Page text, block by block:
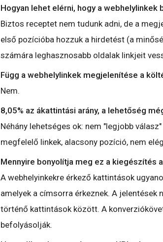
Hogyan lehet elérni, hogy a webhelylinkek
Biztos receptet nem tudunk adni, de a
első pozícióba hozzuk a hirdetést (a
számára leghasznosabb oldalak linkjeit
Függ a webhelylinkek megjelenítése a
Nem.
8,05% az ákattintási arány, a lehetőség
Néhány lehetséges ok: nem "legjobb
megfelelő linkek, alacsony pozíció, nem
Mennyire bonyolítja meg ez a kiegészítés
A webhelyinkekre érkező kattintások
amelyek a címsorra érkeznek. A jelentések
történő kattintások között. A
befolyásolják.